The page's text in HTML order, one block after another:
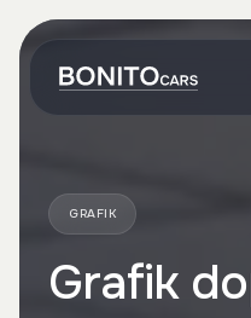
Wynajem
Grafik
Własne auto
GRAFIK
Grafik